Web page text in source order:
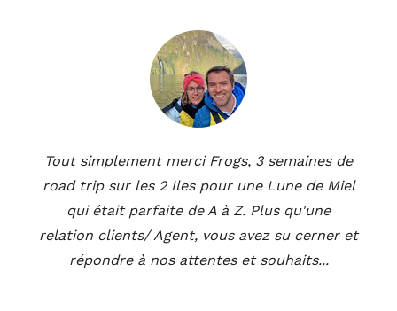
Tout simplement merci Frogs, 3 semaines de
road trip sur les 2 Iles pour une Lune de Miel
qui était parfaite de A à Z. Plus qu'une
relation clients/ Agent, vous avez su cerner et
répondre à nos attentes et souhaits...